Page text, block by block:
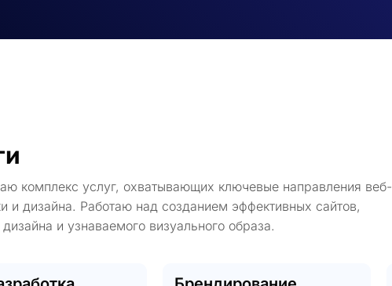
комплекс услуг, охватывающих ключевые направления веб-
и дизайна. Работаю над созданием эффективных сайтов,
дизайна и узнаваемого визуального образа.